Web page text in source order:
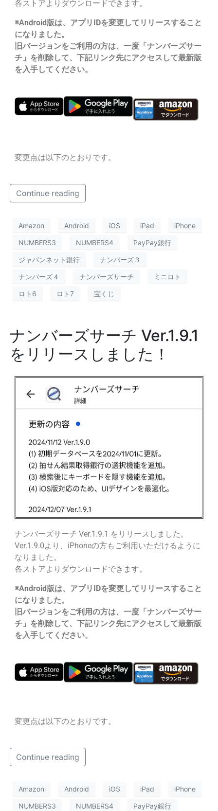
各ストアよりダウンロードできます。
※Android版は、アプリIDを変更してリリースすること
になりました。
旧バージョンをご利用の方は、一度「ナンバーズサー
チ」を削除して、下記リンク先にアクセスして最新版
を入手してください。
変更点は以下のとおりです。
Continue reading
Amazon Android iOS iPad iPhone
NUMBERS3 NUMBERS4 PayPay銀行
ジャパンネット銀行 ナンバーズ３
ナンバーズ４ ナンバーズサーチ ミニロト
ロト6 ロト7 宝くじ
ナンバーズサーチ Ver.1.9.1
をリリースしました！
ナンバーズサーチ Ver.1.9.1 をリリースしました。
Ver.1.9.0より、iPhoneの方もご利用いただけるように
なりました。
各ストアよりダウンロードできます。
※Android版は、アプリIDを変更してリリースすること
になりました。
旧バージョンをご利用の方は、一度「ナンバーズサー
チ」を削除して、下記リンク先にアクセスして最新版
を入手してください。
変更点は以下のとおりです。
Continue reading
Amazon Android iOS iPad iPhone
NUMBERS3 NUMBERS4 PayPay銀行